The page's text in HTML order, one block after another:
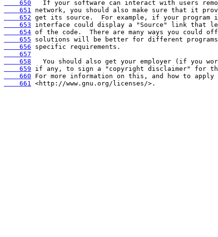
    650
    651
    652
    653
    654
    655
    656
    657
    658
    659
    660
    661